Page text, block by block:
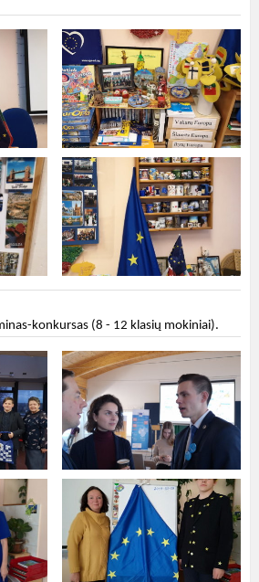
konkursas (8 - 12 klasių mokiniai).